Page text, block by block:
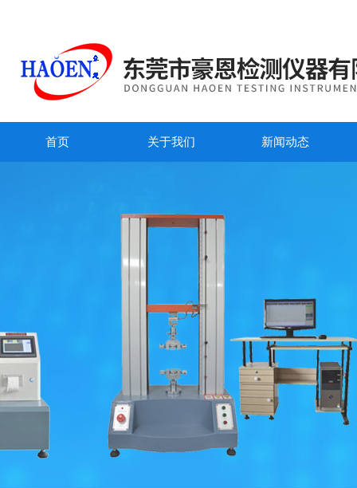
首页 关于我们 新闻动态